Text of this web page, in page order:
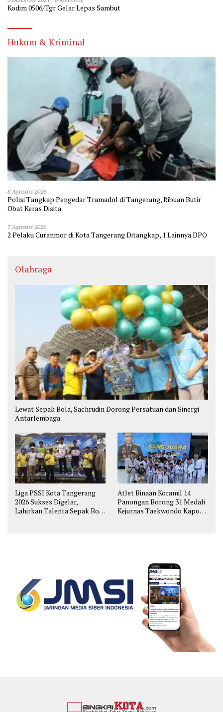
Kodim 0506/Tgr Gelar Lepas Sambut
Hukum & Kriminal
8 Agustus 2026
Polisi Tangkap Pengedar Tramadol di Tangerang, Ribuan Butir
Obat Keras Disita
7 Agustus 2026
2 Pelaku Curanmor di Kota Tangerang Ditangkap, 1 Lainnya DPO
Olahraga
Lewat Sepak Bola, Sachrudin Dorong Persatuan dan Sinergi
Antarlembaga
Liga PSSI Kota Tangerang
2026 Sukses Digelar,
Lahirkan Talenta Sepak Bola
Atlet Binaan Koramil 14
Panongan Borong 31 Medali
Kejurnas Taekwondo Kapolri